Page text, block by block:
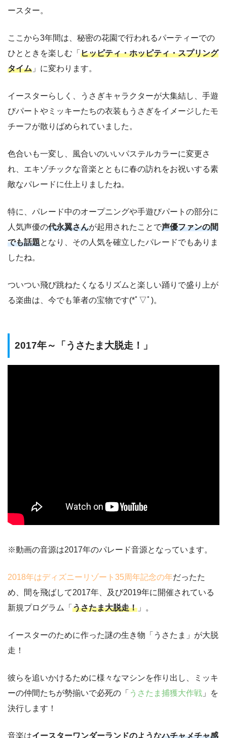
ースター。
ここから3年間は、秘密の花園で行われるパーティーでの
ひとときを楽しむ「 ヒッピティ・ホッピティ・スプリング
タイム 」に変わります。
イースターらしく、うさぎキャラクターが大集結し、手遊
びパートやミッキーたちの衣装もうさぎをイメージしたモ
チーフが散りばめられていました。
色合いも一変し、風合いのいいパステルカラーに変更さ
れ、エキゾチックな音楽とともに春の訪れをお祝いする素
敵なパレードに仕上りましたね。
特に、パレード中のオープニングや手遊びパートの部分に
人気声優の代永翼さんが起用されたことで声優ファンの間
でも話題となり、その人気を確立したパレードでもありま
したね。
ついつい飛び跳ねたくなるリズムと楽しい踊りで盛り上が
る楽曲は、今でも筆者の宝物です(*ﾟ▽ﾟ)。
2017年～「うさたま大脱走！」
※動画の音源は2017年のパレード音源となっています。
2018年はディズニーリゾート35周年記念の年だったた
め、間を飛ばして2017年、及び2019年に開催されている
新規プログラム「 うさたま大脱走！ 」。
イースターのために作った謎の生き物「うさたま」が大脱
走！
彼らを追いかけるために様々なマシンを作り出し、ミッキ
ーの仲間たちが勢揃いで必死の「 うさたま捕獲大作戦 」を
決行します！
音楽はイースターワンダーランドのようなハチャメチャ感